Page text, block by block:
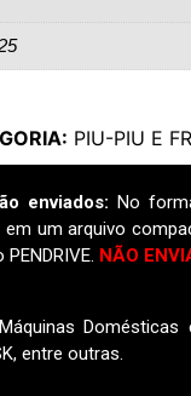
PIU-PIU E
enviados: No
em um arquivo
NÃO
Máquinas Domésticas
entre outras.